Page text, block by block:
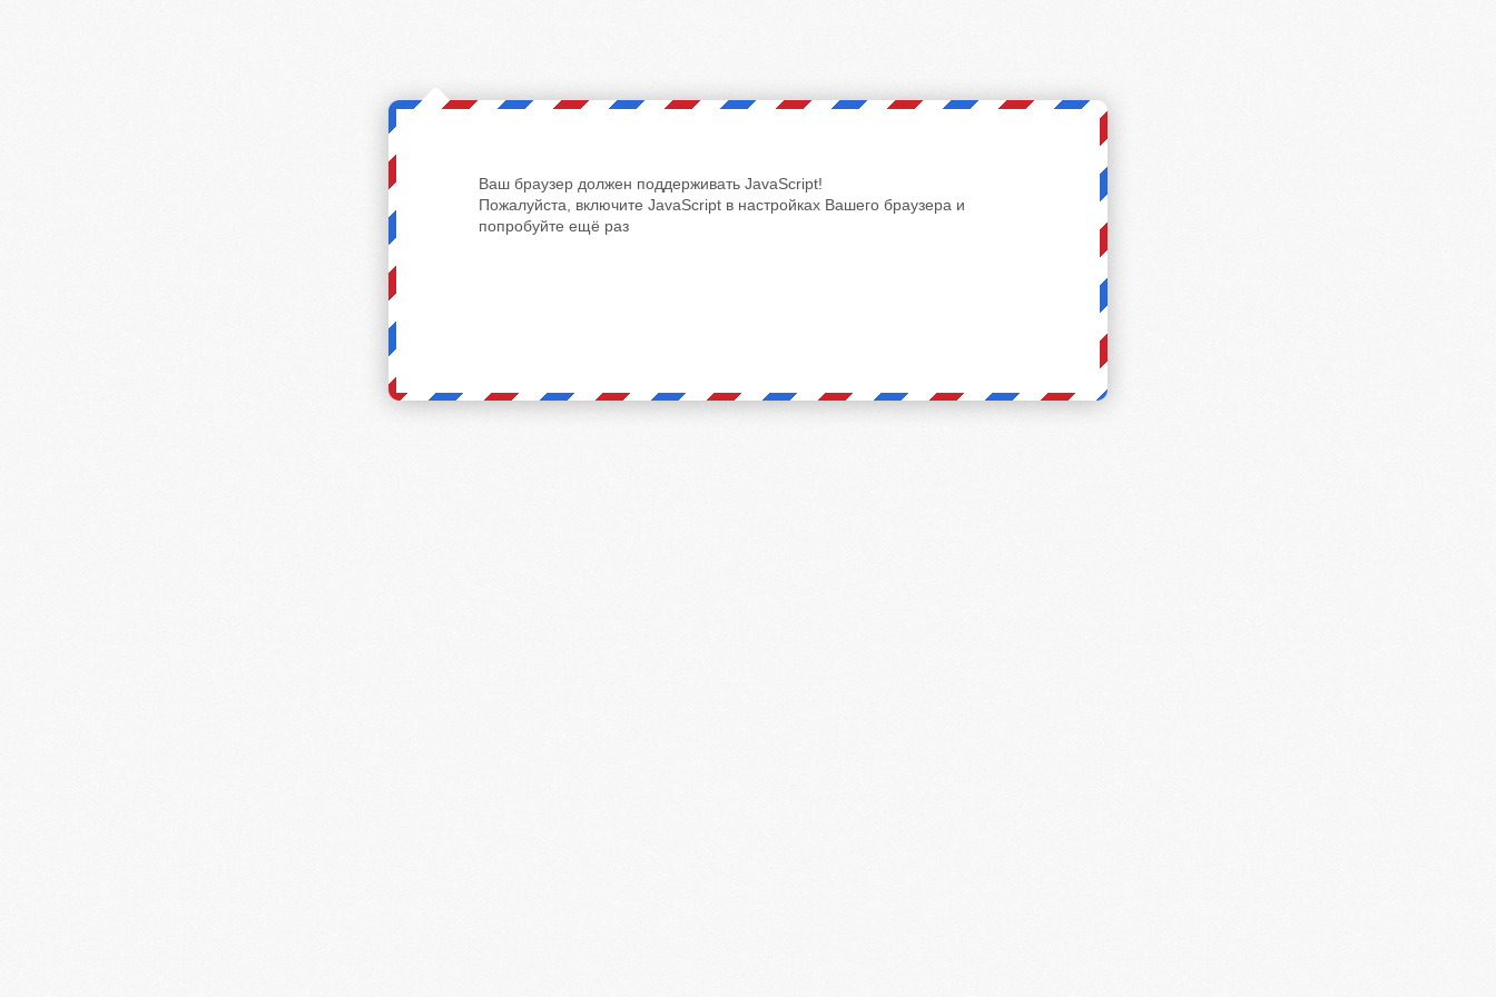
Ваш браузер должен поддерживать JavaScript!
Пожалуйста, включите JavaScript в настройках Вашего браузера и
попробуйте ещё раз